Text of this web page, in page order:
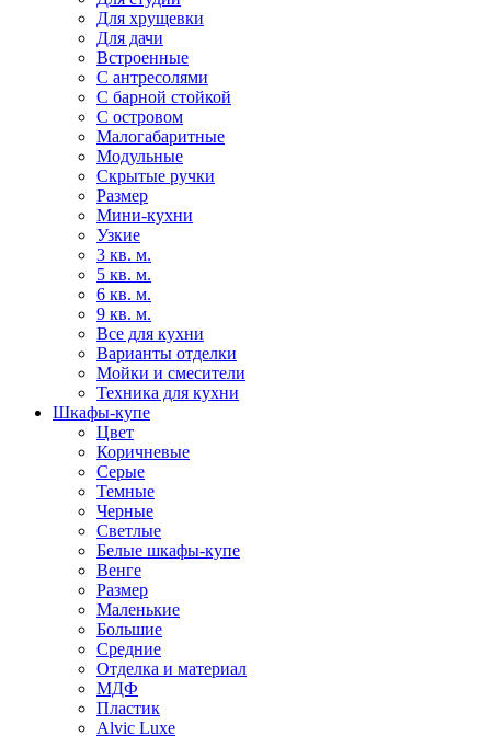
Для хрущевки
Для дачи
Встроенные
С антресолями
С барной стойкой
С островом
Малогабаритные
Модульные
Скрытые ручки
Размер
Мини-кухни
Узкие
3 кв. м.
5 кв. м.
6 кв. м.
9 кв. м.
Все для кухни
Варианты отделки
Мойки и смесители
Техника для кухни
Шкафы-купе
Цвет
Коричневые
Серые
Темные
Черные
Светлые
Белые шкафы-купе
Венге
Размер
Маленькие
Большие
Средние
Отделка и материал
МДФ
Пластик
Alvic Luxe